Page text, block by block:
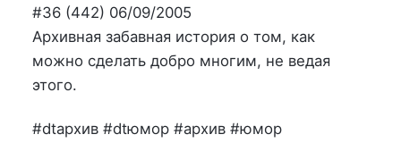
на
в
#36 (442) 06/09/2005
Архивная забавная история о том, как
можно сделать добро многим, не ведая
этого.
#dtархив #dtюмор #архив #юмор